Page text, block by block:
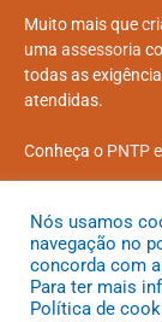
Muito mais que
uma assessoria
todas as
atendidas.
Conheça o PNTP
Todos os
Nós usamos
navegação no
concorda com
Para ter mais
Política de